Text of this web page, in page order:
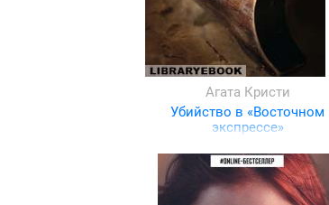
Агата Кристи
Убийство в «Восточном
экспрессе»